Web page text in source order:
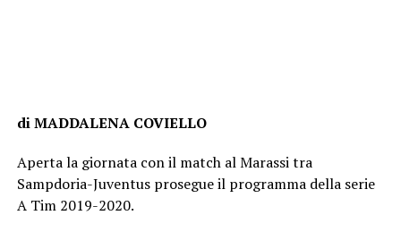
di MADDALENA COVIELLO
Aperta la giornata con il match al Marassi tra
Sampdoria-Juventus prosegue il programma della serie
A Tim 2019-2020.